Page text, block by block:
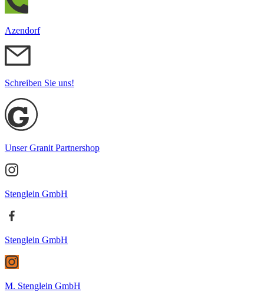
Azendorf
Schreiben Sie uns!
Unser Granit Partnershop
Stenglein GmbH
Stenglein GmbH
M. Stenglein GmbH